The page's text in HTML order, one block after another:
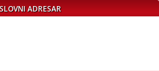
ADRESAR